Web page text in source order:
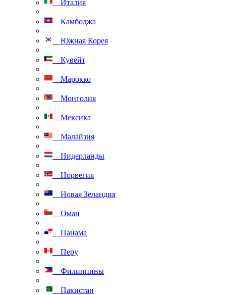
Италия
Камбоджа
Южная Корея
Кувейт
Марокко
Монголия
Мексика
Малайзия
Нидерланды
Норвегия
Новая Зеландия
Оман
Панама
Перу
Филиппины
Пакистан